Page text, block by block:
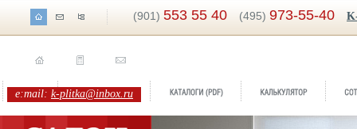
(901) 553 55 40 (495) 973-55-40
e:mail: k-plitka@inbox.ru